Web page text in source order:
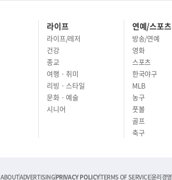
라이프
라이프/레저
건강
종교
여행 · 취미
리빙 · 스타일
문화 · 예술
시니어
연예/스포츠
방송/연예
영화
스포츠
한국야구
MLB
농구
풋볼
골프
축구
ABOUTADVERTISINGPRIVACY POLICYTERMS OF SERVICE윤리경영